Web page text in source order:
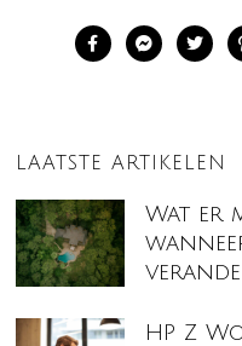
LAATSTE ARTIKELEN
Wat er
HP Z